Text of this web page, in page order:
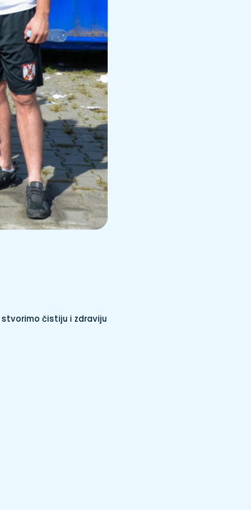
čistiju i zdraviju